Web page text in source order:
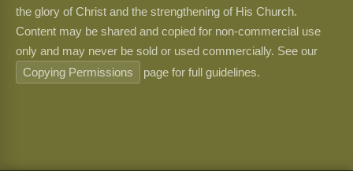
the glory of Christ and the strengthening of His Church.
Content may be shared and copied for non-commercial use
only and may never be sold or used commercially. See our
Copying Permissions
page for full guidelines.